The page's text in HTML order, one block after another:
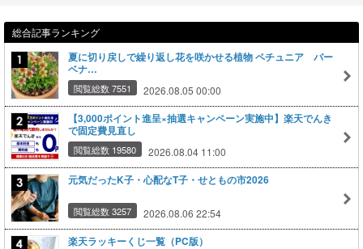
総合記事ランキング
夏に切り戻しで繰り返し花を咲かせる植物 ペチュニア バー
ベナ…
閲覧総数 7551 2026.08.05 00:00
【3,000ポイント進呈×抽選キャンペーン実施中】楽天でんき
で固定費見直し
閲覧総数 19580 2026.08.04 11:00
元気だったK子・心配なT子・せともの市2026
閲覧総数 3257 2026.08.06 22:54
楽天ラッキーくじ一覧（PC版）